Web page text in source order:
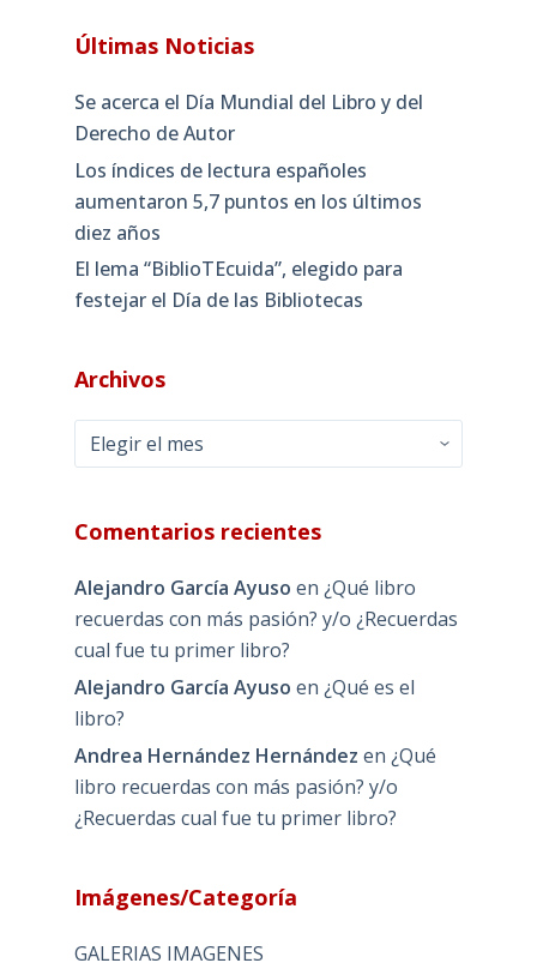
Últimas Noticias
Se acerca el Día Mundial del Libro y del
Derecho de Autor
Los índices de lectura españoles
aumentaron 5,7 puntos en los últimos
diez años
El lema “BiblioTEcuida”, elegido para
festejar el Día de las Bibliotecas
Archivos
Archivos
Comentarios recientes
Alejandro García Ayuso en ¿Qué libro
recuerdas con más pasión? y/o ¿Recuerdas
cual fue tu primer libro?
Alejandro García Ayuso en ¿Qué es el
libro?
Andrea Hernández Hernández en ¿Qué
libro recuerdas con más pasión? y/o
¿Recuerdas cual fue tu primer libro?
Imágenes/Categoría
GALERIAS IMAGENES